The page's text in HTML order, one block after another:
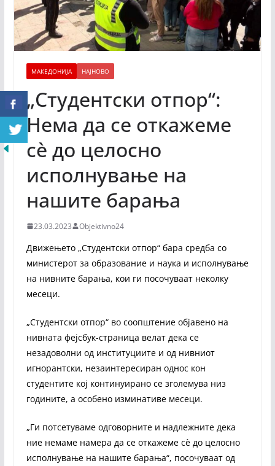
МАКЕДОНИЈА НАЈНОВО
„Студентски отпор“:
Нема да се откажеме
сè до целосно
исполнување на
нашите барања
23.03.2023 Objektivno24
Движењето „Студентски отпор“ бара средба со
министерот за образование и наука и исполнување
на нивните барања, кои ги посочуваат неколку
месеци.
„Студентски отпор“ во соопштение објавено на
нивната фејсбук-страница велат дека се
незадоволни од институциите и од нивниот
игнорантски, незаинтересиран однос кон
студентите кој континуирано се зголемува низ
годините, а особено изминативе месеци.
„Ги потсетуваме одговорните и надлежните дека
ние немаме намера да се откажеме сè до целосно
исполнување на нашите барања“, посочуваат од